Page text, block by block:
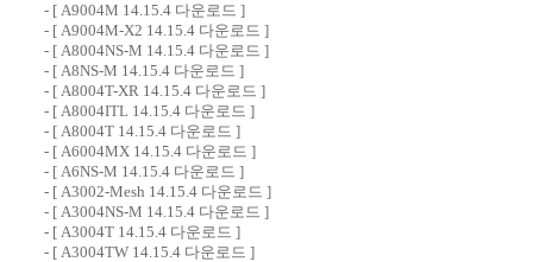
- [ A9004M 14.15.4 다운로드 ]
- [ A9004M-X2 14.15.4 다운로드 ]
- [ A8004NS-M 14.15.4 다운로드 ]
- [ A8NS-M 14.15.4 다운로드 ]
- [ A8004T-XR 14.15.4 다운로드 ]
- [ A8004ITL 14.15.4 다운로드 ]
- [ A8004T 14.15.4 다운로드 ]
- [ A6004MX 14.15.4 다운로드 ]
- [ A6NS-M 14.15.4 다운로드 ]
- [ A3002-Mesh 14.15.4 다운로드 ]
- [ A3004NS-M 14.15.4 다운로드 ]
- [ A3004T 14.15.4 다운로드 ]
- [ A3004TW 14.15.4 다운로드 ]